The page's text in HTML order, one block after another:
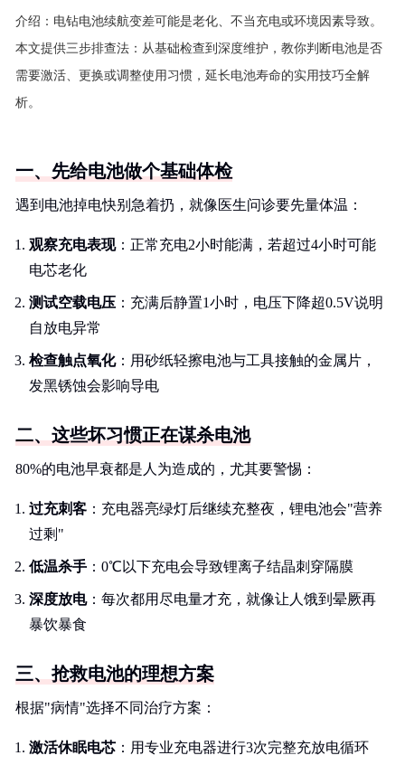
介绍： 电钻电池续航变差可能是老化、不当充电或环境因素导致。
本文提供三步排查法：从基础检查到深度维护，教你判断电池是否
需要激活、更换或调整使用习惯，延长电池寿命的实用技巧全解
析。
一、先给电池做个基础体检
遇到电池掉电快别急着扔，就像医生问诊要先量体温：
观察充电表现：正常充电2小时能满，若超过4小时可能
电芯老化
测试空载电压 ：充满后静置1小时，电压下降超0.5V说明
自放电异常
检查触点氧化：用砂纸轻擦电池与工具接触的金属片，
发黑锈蚀会影响导电
二、这些坏习惯正在谋杀电池
80%的电池早衰都是人为造成的，尤其要警惕：
过充刺客 ：充电器亮绿灯后继续充整夜，锂电池会"营养
过剩"
低温杀手 ：0℃以下充电会导致锂离子结晶刺穿隔膜
深度放电：每次都用尽电量才充，就像让人饿到晕厥再
暴饮暴食
三、抢救电池的理想方案
根据"病情"选择不同治疗方案：
激活休眠电芯 ：用专业充电器进行3次完整充放电循环